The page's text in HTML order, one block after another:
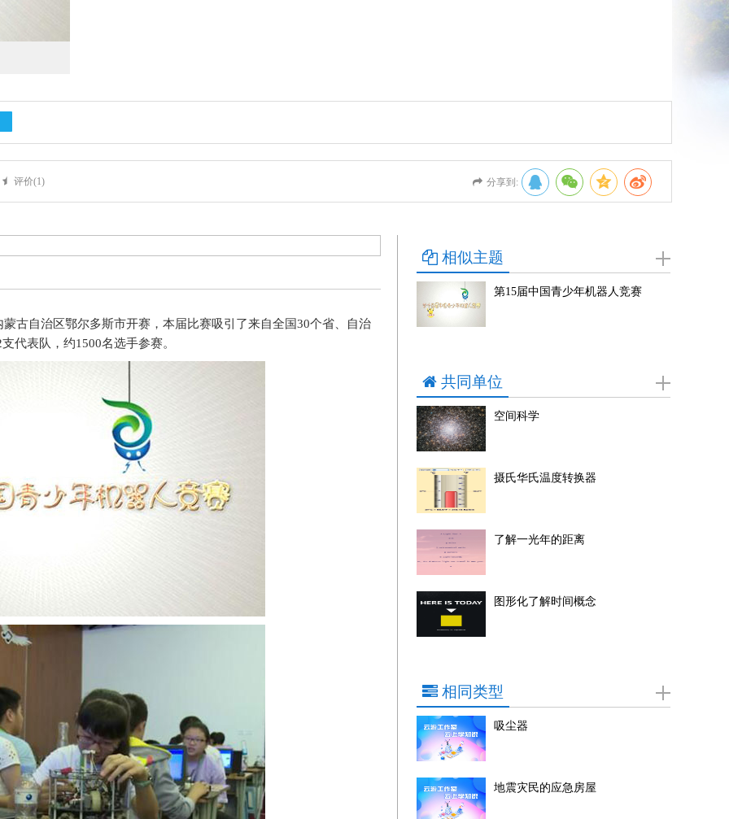
评价(1) 分享到:
自治区鄂尔多斯市开赛，本届比赛吸引了来自全国30个省、自治
代表队，约1500名选手参赛。
相似主题
第15届中国青少年机器人竞赛
共同单位
空间科学
摄氏华氏温度转换器
了解一光年的距离
图形化了解时间概念
相同类型
吸尘器
地震灾民的应急房屋